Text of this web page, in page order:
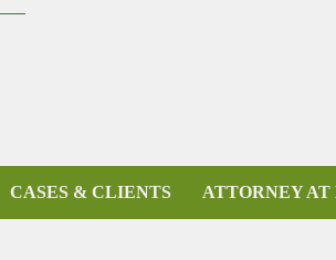
CASES & CLIENTS ATTORNEY AT